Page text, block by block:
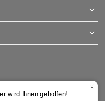
|Datenschutzerklärung